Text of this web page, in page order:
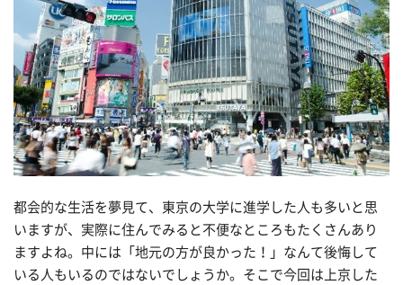
都会的な生活を夢見て、東京の大学に進学した人も多いと思
いますが、実際に住んでみると不便なところもたくさんあり
ますよね。中には「地元の方が良かった！」なんて後悔して
いる人もいるのではないでしょうか。そこで今回は上京した